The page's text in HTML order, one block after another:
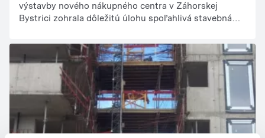
výstavby nového nákupného centra v Záhorskej
Bystrici zohrala dôležitú úlohu spoľahlivá stavebná
vybavenie podporilo efektívne dokončovacie,
montážne a stavebné práce, čím prispelo k dodržaniu
harmonogramu a bezpečnému priebehu realizácie.
Ramirent dlhodobo poskytuje profesionálne riešenia
pre komerčné stavby, rekonštrukcie obchodných
prevádzok a developerské projekty po celom
Slovensku.